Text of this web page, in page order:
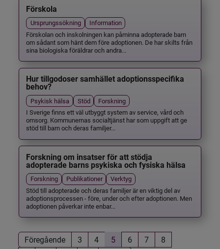
Förskola
Ursprungssökning
Information
Förskolan och inskolningen kan påminna adopterade barn
om sådant som hänt dem före adoptionen. De har skilts från
sina biologiska föräldrar och andra...
Hur tillgodoser samhället adoptionsspecifika
behov?
Psykisk hälsa Stöd
Forskning
I Sverige finns ett väl utbyggt system av service, vård och
omsorg. Kommunernas socialtjänst har som uppgift att ge
stöd till barn och deras familjer...
Forskning om insatser för att stödja
adopterade barns psykiska och fysiska hälsa
Forskning Publikationer
Verktyg
Stöd till adopterade och deras familjer är en viktig del av
adoptionsprocessen - före, under och efter adoptionen. Men
adoptionen påverkar inte enbar...
Föregående 3 4 5 6 7
8